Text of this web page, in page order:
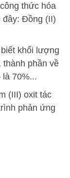
thức hóa
đây: Đồng (II)
khối lượng
thành phần về
70%...
(III) oxit tác
phản ứng